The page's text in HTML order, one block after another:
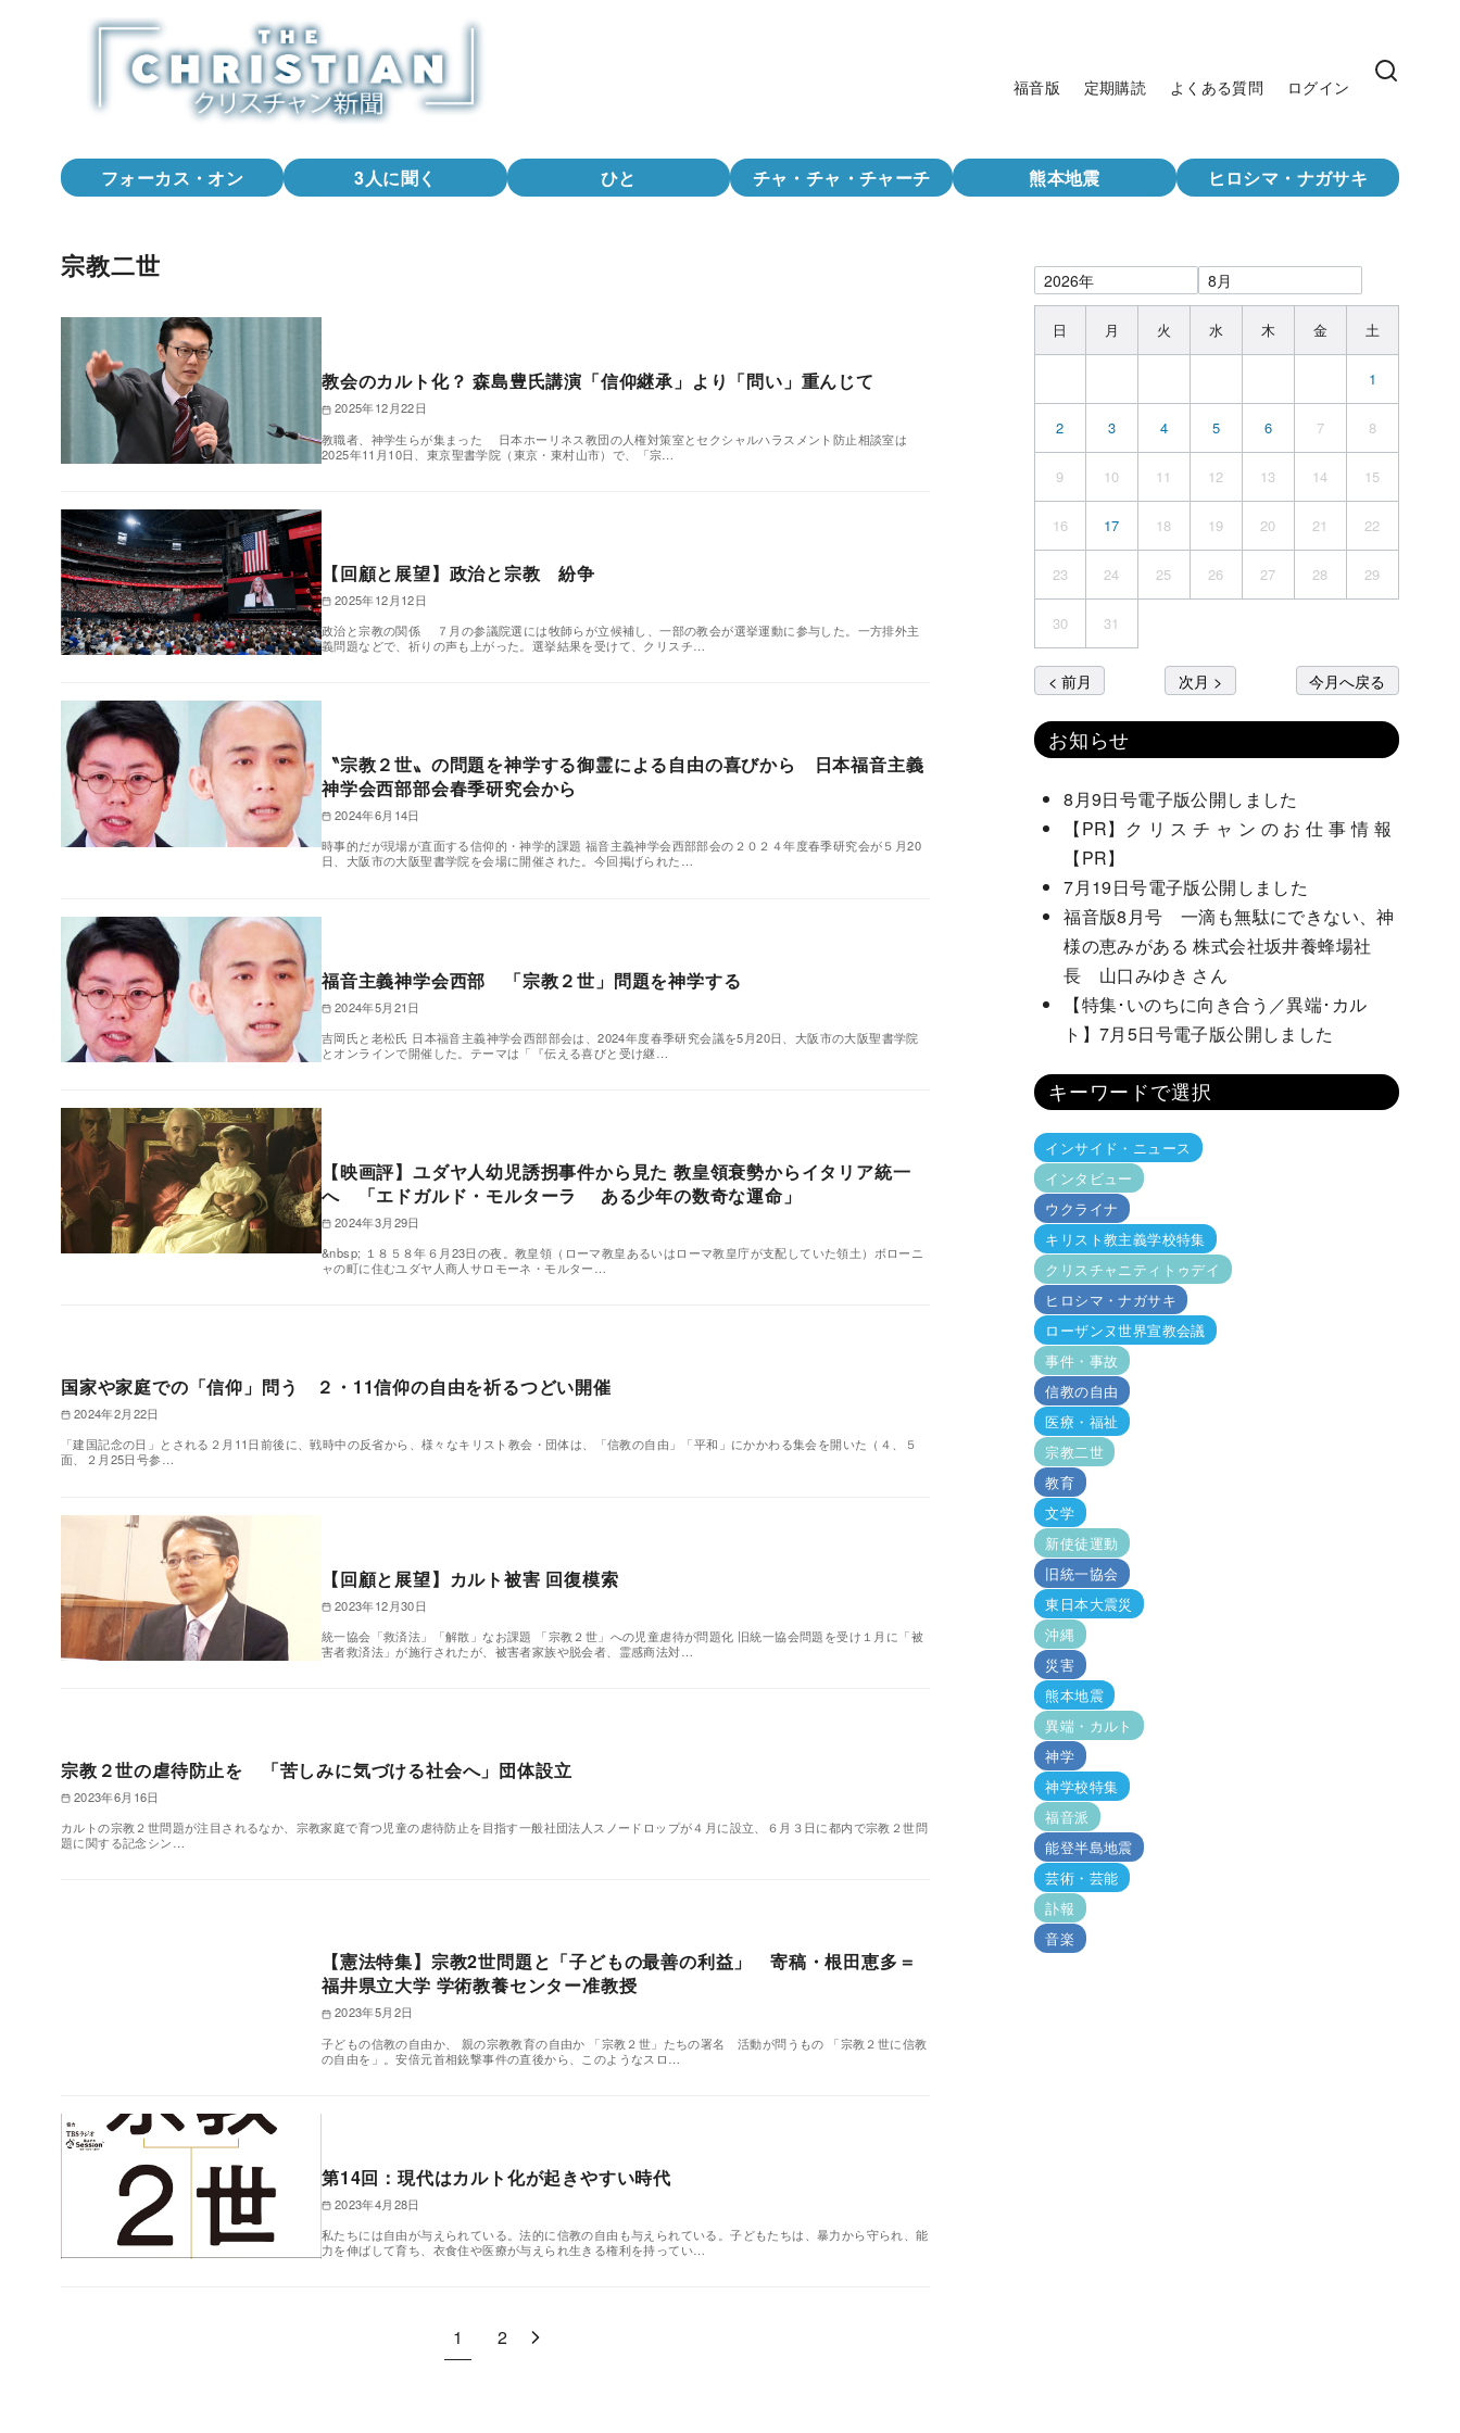
福音版 定期購読 よくある質問 ログイン
フォーカス・オン 3人に聞く ひと チャ・チャ・チャーチ 熊本地震 ヒロシマ・ナガサキ
宗教二世
教会のカルト化？ 森島豊氏講演「信仰継承」より「問い」重んじて
2025年12月22日
教職者、神学生らが集まった 日本ホーリネス教団の人権対策室とセクシャルハラスメント防止相談室は
2025年11月10日、東京聖書学院（東京・東村山市）で、「宗…
【回顧と展望】政治と宗教 紛争
2025年12月12日
政治と宗教の関係 ７月の参議院選には牧師らが立候補し、一部の教会が選挙運動に参与した。一方排外主
義問題などで、祈りの声も上がった。選挙結果を受けて、クリスチ…
〝宗教２世〟の問題を神学する御霊による自由の喜びから 日本福音主義
神学会西部部会春季研究会から
2024年6月14日
時事的だが現場が直面する信仰的・神学的課題 福音主義神学会西部部会の２０２４年度春季研究会が５月20
日、大阪市の大阪聖書学院を会場に開催された。今回掲げられた…
福音主義神学会西部 「宗教２世」問題を神学する
2024年5月21日
吉岡氏と老松氏 日本福音主義神学会西部部会は、2024年度春季研究会議を5月20日、大阪市の大阪聖書学院
とオンラインで開催した。テーマは「『伝える喜びと受け継…
【映画評】ユダヤ人幼児誘拐事件から見た 教皇領衰勢からイタリア統一
へ 「エドガルド・モルターラ ある少年の数奇な運命」
2024年3月29日
&nbsp; １８５８年６月23日の夜。教皇領（ローマ教皇あるいはローマ教皇庁が支配していた領土）ボローニ
ャの町に住むユダヤ人商人サロモーネ・モルター…
国家や家庭での「信仰」問う ２・11信仰の自由を祈るつどい開催
2024年2月22日
「建国記念の日」とされる２月11日前後に、戦時中の反省から、様々なキリスト教会・団体は、「信教の自由」「平和」にかかわる集会を開いた（４、５
面、２月25日号参…
【回顧と展望】カルト被害 回復模索
2023年12月30日
統一協会「救済法」「解散」なお課題 「宗教２世」への児童虐待が問題化 旧統一協会問題を受け１月に「被
害者救済法」が施行されたが、被害者家族や脱会者、霊感商法対…
宗教２世の虐待防止を 「苦しみに気づける社会へ」団体設立
2023年6月16日
カルトの宗教２世問題が注目されるなか、宗教家庭で育つ児童の虐待防止を目指す一般社団法人スノードロップが４月に設立、６月３日に都内で宗教２世問
題に関する記念シン…
【憲法特集】宗教2世問題と「子どもの最善の利益」 寄稿・根田恵多＝
福井県立大学 学術教養センター准教授
2023年5月2日
子どもの信教の自由か、 親の宗教教育の自由か 「宗教２世」たちの署名 活動が問うもの 「宗教２世に信教
の自由を」。安倍元首相銃撃事件の直後から、このようなスロ…
第14回：現代はカルト化が起きやすい時代
2023年4月28日
私たちには自由が与えられている。法的に信教の自由も与えられている。子どもたちは、暴力から守られ、能
力を伸ばして育ち、衣食住や医療が与えられ生きる権利を持ってい…
1 2
日 月 火 水 木 金 土
1
2 3 4 5 6 7 8
9 10 11 12 13 14 15
16 17 18 19 20 21 22
23 24 25 26 27 28 29
30 31
< 前月 次月 > 今月へ戻る
お知らせ
8月9日号電子版公開しました
【PR】ク リ ス チ ャ ン の お 仕 事 情 報
【PR】
7月19日号電子版公開しました
福音版8月号 一滴も無駄にできない、神
様の恵みがある 株式会社坂井養蜂場社
長 山口みゆき さん
【特集･いのちに向き合う／異端･カル
ト】7月5日号電子版公開しました
キーワードで選択
インサイド・ニュース
インタビュー
ウクライナ
キリスト教主義学校特集
クリスチャニティトゥデイ
ヒロシマ・ナガサキ
ローザンヌ世界宣教会議
事件・事故
信教の自由
医療・福祉
宗教二世
教育
文学
新使徒運動
旧統一協会
東日本大震災
沖縄
災害
熊本地震
異端・カルト
神学
神学校特集
福音派
能登半島地震
芸術・芸能
訃報
音楽